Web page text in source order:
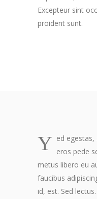
Excepteur sint
proident sunt.
Y ed
eros pede
metus libero eu
faucibus
id, est. Sed